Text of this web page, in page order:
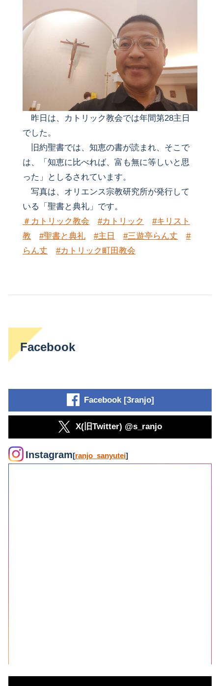
昨日は、カトリック教会では年間第28主日
でした。
旧約聖書では、知恵の書が読まれ、そこで
は、「知恵に比べれば、富も無に等しいと思
った」としるされています。
写真は、オリエンス宗教研究所が発行して
いる「聖書と典礼」です。
＃カトリック教会
#カトリック
#キリスト
教
#聖書と典礼 #主日 #三遊亭らん丈
#
らん丈
#カトリック町田教会
Facebook
Facebook [3ranjo]
X(旧Twitter) @s_ranjo
Instagram[ranjo_sanyutei]